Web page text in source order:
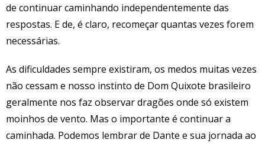
de continuar caminhando independentemente das
respostas. E de, é claro, recomeçar quantas vezes forem
necessárias.
As dificuldades sempre existiram, os medos muitas vezes
não cessam e nosso instinto de Dom Quixote brasileiro
geralmente nos faz observar dragões onde só existem
moinhos de vento. Mas o importante é continuar a
caminhada. Podemos lembrar de Dante e sua jornada ao